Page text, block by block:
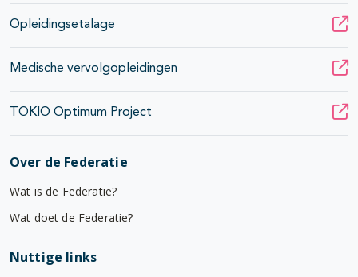
Opleidingsetalage
Medische vervolgopleidingen
TOKIO Optimum Project
Over de Federatie
Wat is de Federatie?
Wat doet de Federatie?
Nuttige links